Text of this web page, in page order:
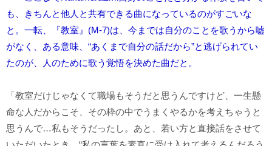
も、きちんと他人と共有できる曲になっているのがすごいな
と。一転、『教室』(M-7)は、今までは自分のことを歌うから嘘
がなく、ある意味、“あくまで自分の話だから”と逃げられてい
たのが、人のために歌う覚悟を決めた曲だと。
「教室だけじゃなくて職場もそうだと思うんですけど、一生懸
命な人だからこそ、その枠の中でうまくやるかを考えちゃうと
思うんで…私もそうだったし。あと、若い方と直接話をさせて